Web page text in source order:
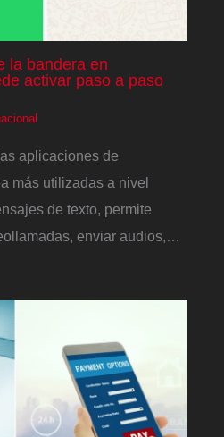
la bandera en
activar paso a paso
aplicaciones de
más utilizadas a nivel
de texto, permite
enviar audios,…